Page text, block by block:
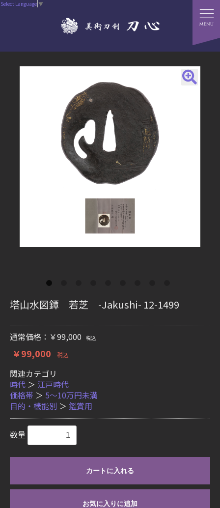
Select Language ▼
塔山水図鐔 若芝 -Jakushi- 12-1499
通常価格：￥99,000 税込
￥99,000 税込
関連カテゴリ
時代 ＞ 江戸時代
価格帯 ＞ 5〜10万円未満
目的・機能別 ＞ 鑑賞用
数量
カートに入れる
お気に入りに追加